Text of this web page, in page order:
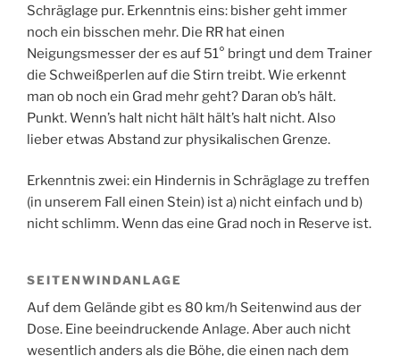
Schräglage pur. Erkenntnis eins: bisher geht immer
noch ein bisschen mehr. Die RR hat einen
Neigungsmesser der es auf 51° bringt und dem Trainer
die Schweißperlen auf die Stirn treibt. Wie erkennt
man ob noch ein Grad mehr geht? Daran ob’s hält.
Punkt. Wenn’s halt nicht hält hält’s halt nicht. Also
lieber etwas Abstand zur physikalischen Grenze.
Erkenntnis zwei: ein Hindernis in Schräglage zu treffen
(in unserem Fall einen Stein) ist a) nicht einfach und b)
nicht schlimm. Wenn das eine Grad noch in Reserve ist.
SEITENWINDANLAGE
Auf dem Gelände gibt es 80 km/h Seitenwind aus der
Dose. Eine beeindruckende Anlage. Aber auch nicht
wesentlich anders als die Böhe, die einen nach dem